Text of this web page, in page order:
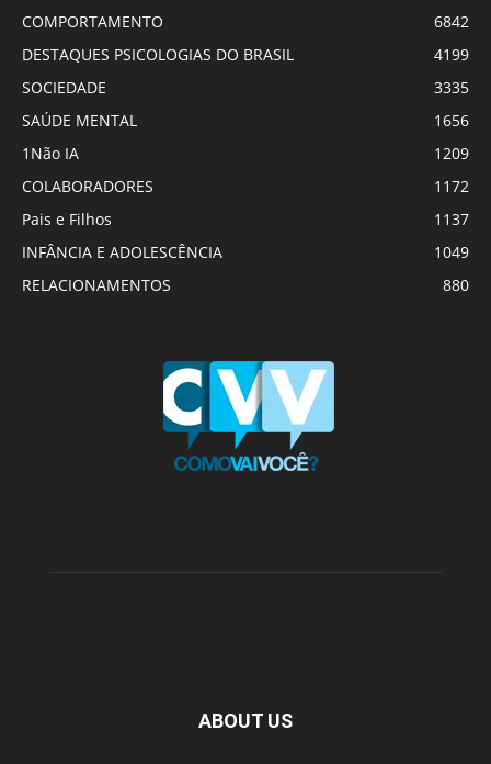
COMPORTAMENTO
6842
DESTAQUES PSICOLOGIAS DO BRASIL
4199
SOCIEDADE
3335
SAÚDE MENTAL
1656
1Não IA
1209
COLABORADORES
1172
Pais e Filhos
1137
INFÂNCIA E ADOLESCÊNCIA
1049
RELACIONAMENTOS
880
ABOUT US